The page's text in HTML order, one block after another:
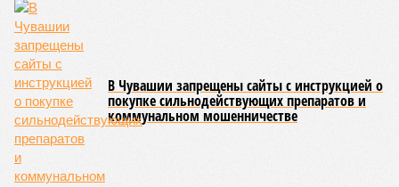
В Чувашии запрещены сайты с инструкцией о
покупке сильнодействующих препаратов и
коммунальном мошенничестве